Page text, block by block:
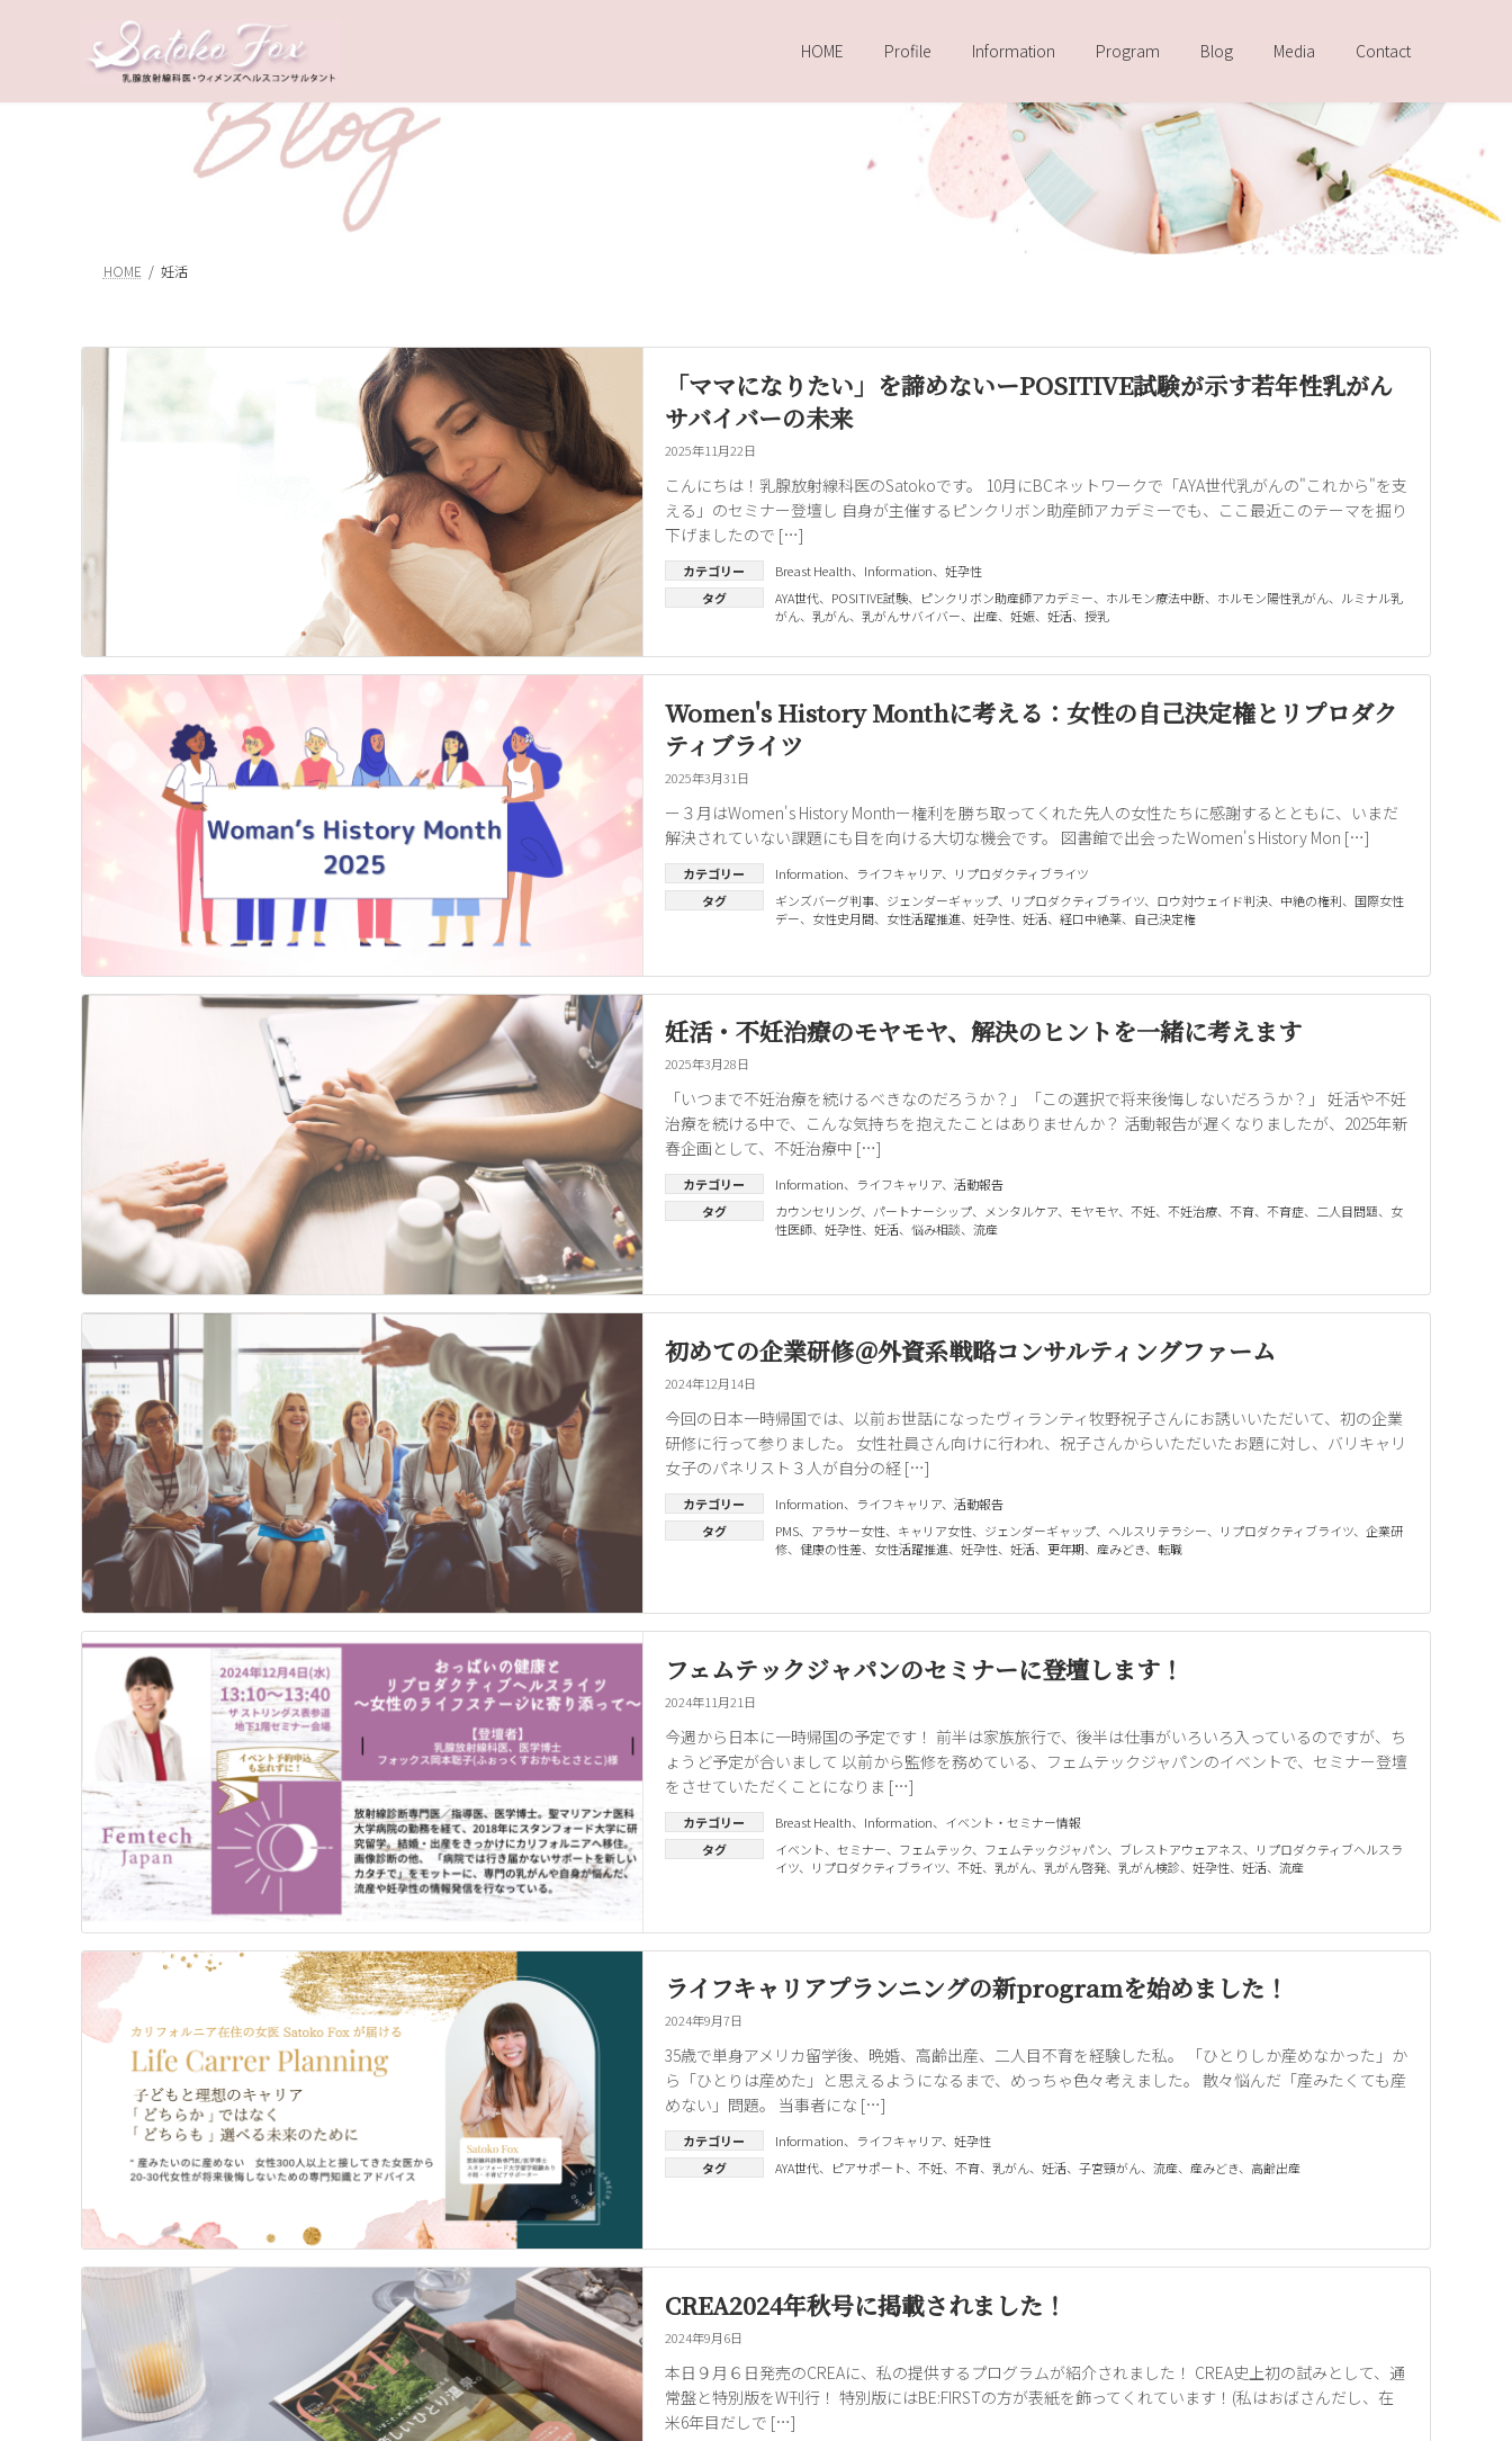
ツ
シ
HOME Profile Information Program Blog Media Contact
HOME 妊活
「ママになりたい」を諦めないーPOSITIVE試験が示す若年性乳がん
サバイバーの未来
2025年11月22日
こんにちは！乳腺放射線科医のSatokoです。 10月にBCネットワークで「AYA世代乳がんの"これから"を支
える」のセミナー登壇し 自身が主催するピンクリボン助産師アカデミーでも、ここ最近このテーマを掘り
下げましたので […]
カテゴリー Breast Health、 Information、 妊孕性
タグ
AYA世代、 POSITIVE試験、 ピンクリボン助産師アカデミー、 ホルモン療法中断、 ホルモン陽性乳がん、
ルミナル乳
がん、 乳がん、 乳がんサバイバー、 出産、 妊娠、 妊活、 授乳
Women's History Monthに考える：女性の自己決定権とリプロダク
ティブライツ
2025年3月31日
ー３月はWomen's History Monthー権利を勝ち取ってくれた先人の女性たちに感謝するとともに、いまだ
解決されていない課題にも目を向ける大切な機会です。 図書館で出会ったWomen's History Mon […]
カテゴリー Information、 ライフキャリア、
リプロダクティブライツ
タグ
ギンズバーグ判事、 ジェンダーギャップ、 リプロダクティブライツ、 ロウ対ウェイド判決、 中絶の権利、 国際女性
デー、 女性史月間、 女性活躍推進、 妊孕性、 妊活、 経口中絶薬、 自己決定権
妊活・不妊治療のモヤモヤ、解決のヒントを一緒に考えます
2025年3月28日
「いつまで不妊治療を続けるべきなのだろうか？」「この選択で将来後悔しないだろうか？」 妊活や不妊
治療を続ける中で、こんな気持ちを抱えたことはありませんか？ 活動報告が遅くなりましたが、2025年新
春企画として、不妊治療中 […]
カテゴリー Information、 ライフキャリア、 活動報告
タグ
カウンセリング、 パートナーシップ、 メンタルケア、 モヤモヤ、 不妊、 不妊治療、 不育、 不育症、 二人目問題、 女
性医師、 妊孕性、 妊活、 悩み相談、 流産
初めての企業研修＠外資系戦略コンサルティングファーム
2024年12月14日
今回の日本一時帰国では、以前お世話になったヴィランティ牧野祝子さんにお誘いいただいて、初の企業
研修に行って参りました。 女性社員さん向けに行われ、祝子さんからいただいたお題に対し、バリキャリ
女子のパネリスト３人が自分の経 […]
カテゴリー Information、 ライフキャリア、 活動報告
タグ
PMS、 アラサー女性、 キャリア女性、 ジェンダーギャップ、 ヘルスリテラシー、 リプロダクティブライツ、 企業研
修、 健康の性差、 女性活躍推進、 妊孕性、 妊活、 更年期、 産みどき、 転職
フェムテックジャパンのセミナーに登壇します！
2024年11月21日
今週から日本に一時帰国の予定です！ 前半は家族旅行で、後半は仕事がいろいろ入っているのですが、ち
ょうど予定が合いまして 以前から監修を務めている、フェムテックジャパンのイベントで、セミナー登壇
をさせていただくことになりま […]
カテゴリー Breast Health、 Information、 イベント・セミナー情報
タグ
イベント、 セミナー、 フェムテック、 フェムテックジャパン、 ブレストアウェアネス、
リプロダクティブヘルスラ
イツ、 リプロダクティブライツ、 不妊、 乳がん、 乳がん啓発、 乳がん検診、 妊孕性、 妊活、 流産
ライフキャリアプランニングの新programを始めました！
2024年9月7日
35歳で単身アメリカ留学後、晩婚、高齢出産、二人目不育を経験した私。 「ひとりしか産めなかった」か
ら「ひとりは産めた」と思えるようになるまで、めっちゃ色々考えました。 散々悩んだ「産みたくても産
めない」問題。 当事者にな […]
カテゴリー Information、 ライフキャリア、 妊孕性
タグ
AYA世代、 ピアサポート、 不妊、 不育、 乳がん、 妊活、 子宮頸がん、 流産、 産みどき、 高齢出産
CREA2024年秋号に掲載されました！
2024年9月6日
本日９月６日発売のCREAに、私の提供するプログラムが紹介されました！ CREA史上初の試みとして、通
常盤と特別版をW刊行！ 特別版にはBE:FIRSTの方が表紙を飾ってくれています！(私はおばさんだし、在
米6年目だしで […]